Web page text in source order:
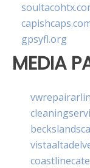
gpsyfl.org
MEDIA